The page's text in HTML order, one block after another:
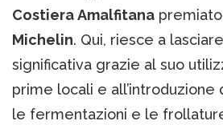
Costiera Amalfitana
Michelin. Qui, riesce a
significativa grazie al suo
prime locali e
le fermentazioni e le